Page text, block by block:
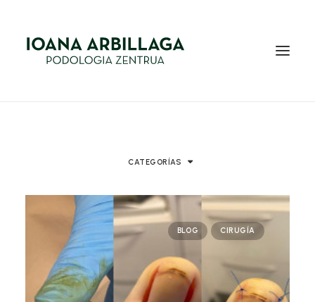
CONTACTO
CATEGORÍAS
BLOG CIRUGÍA